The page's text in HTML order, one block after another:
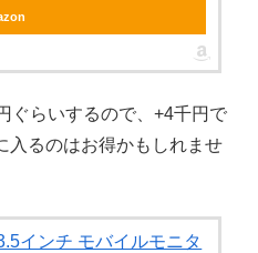
ぐらいするので、+4千円で
入るのはお得かもしれませ
インチ モバイルモニタ